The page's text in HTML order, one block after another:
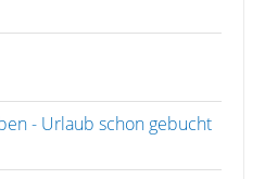
- Urlaub schon gebucht